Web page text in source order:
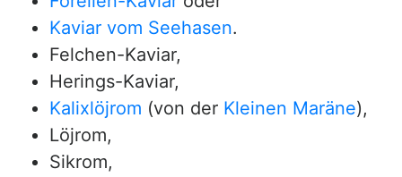
Kaviar vom Seehasen.
Felchen-Kaviar,
Herings-Kaviar,
Kalixlöjrom (von der Kleinen Maräne),
Löjrom,
Sikrom,